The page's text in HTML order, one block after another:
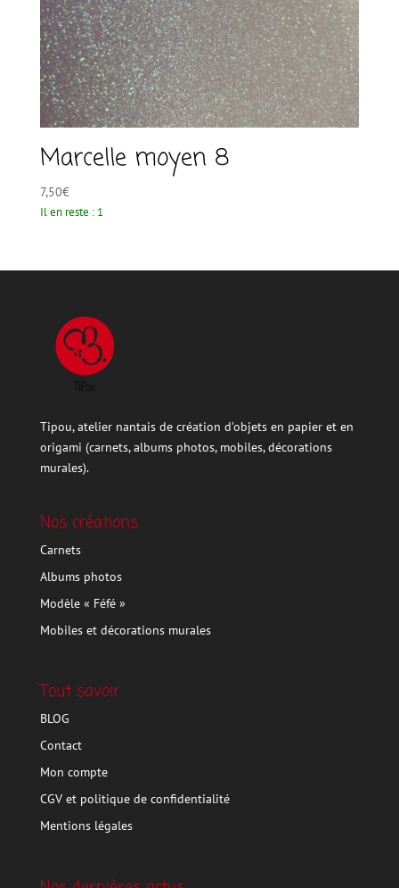
Marcelle moyen 8
7,50€
Il en reste : 1
Tipou, atelier nantais de création d’objets en papier et en
origami (carnets, albums photos, mobiles, décorations
murales).
Nos créations
Carnets
Albums photos
Modèle « Féfé »
Mobiles et décorations murales
Tout savoir
BLOG
Contact
Mon compte
CGV et politique de confidentialité
Mentions légales